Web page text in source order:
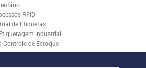
RFID
de Etiquetas
Industrial
de Estoque
com RFID